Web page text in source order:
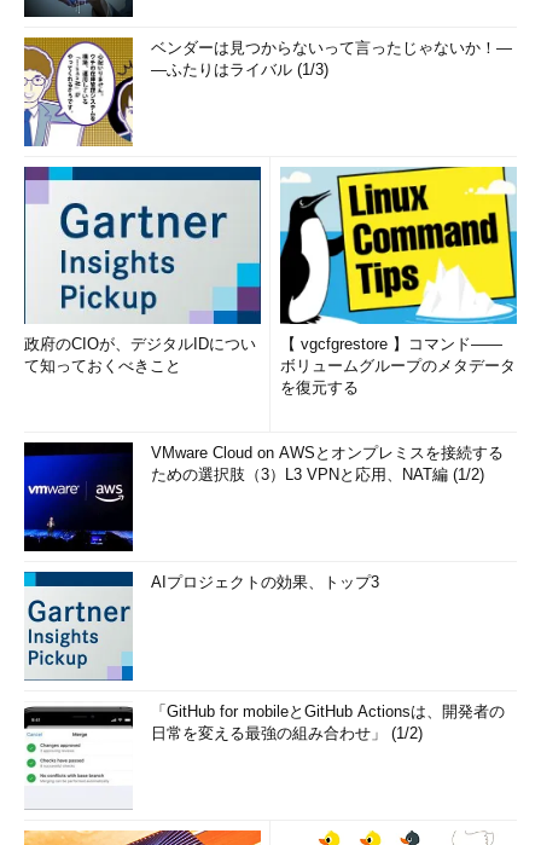
ベンダーは見つからないって言ったじゃないか！―
―ふたりはライバル (1/3)
政府のCIOが、デジタルIDについ
て知っておくべきこと
【 vgcfgrestore 】コマンド――
ボリュームグループのメタデータ
を復元する
VMware Cloud on AWSとオンプレミスを接続する
ための選択肢（3）L3 VPNと応用、NAT編 (1/2)
AIプロジェクトの効果、トップ3
「GitHub for mobileとGitHub Actionsは、開発者の
日常を変える最強の組み合わせ」 (1/2)